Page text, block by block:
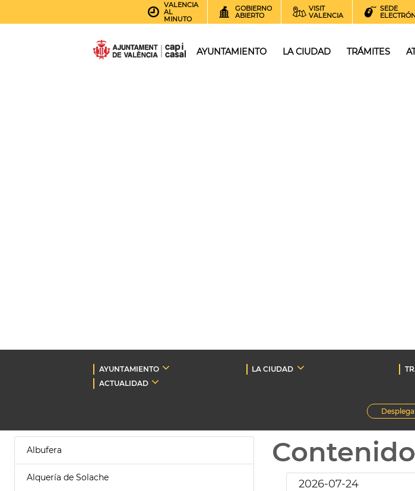
VALENCIA
AL
MINUTO
GOBIERNO
ABIERTO
VISIT
VALENCIA
SEDE
AYUNTAMIENTO LA CIUDAD TRÁMITES
AYUNTAMIENTO LA CIUDAD
ACTUALIDAD
Albufera
Alquería de Solache 2026-07-24